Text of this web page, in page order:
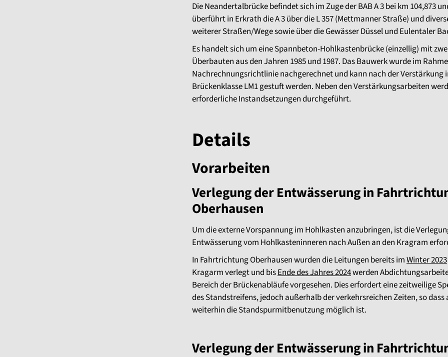
Die Neandertalbrücke befindet sich im Zuge der BAB A 3 bei km 104,873
überführt in Erkrath die A 3 über die L 357 (Mettmanner Straße) und
weiterer Straßen/Wege sowie über die Gewässer Düssel und Eulentaler
Es handelt sich um eine Spannbeton-Hohlkastenbrücke (einzellig) mit
Überbauten aus den Jahren 1985 und 1987. Das Bauwerk wurde im
Nachrechnungsrichtlinie nachgerechnet und kann nach der Verstärkung
Brückenklasse LM1 gestuft werden. Neben den Verstärkungsarbeiten
erforderliche Instandsetzungen durchgeführt.
Details
Vorarbeiten
Verlegung der Entwässerung in
Oberhausen
Um die externe Vorspannung im Hohlkasten anzubringen, ist die
Entwässerung vom Hohlkasteninneren nach Außen an den Kragram
In Fahrtrichtung Oberhausen wurden die Leitungen bereits imWinter 2023
Kragarm verlegt und bisEnde des Jahres 2024werden
Bereich der Brückenabläufe vorgesehen. Dies erfordert eine zeitweilige
des Standstreifens, jedoch außerhalb der verkehrsreichen Zeiten, so dass
weiterhin die Standspurmitbenutzung möglich ist.
Verlegung der Entwässerung in